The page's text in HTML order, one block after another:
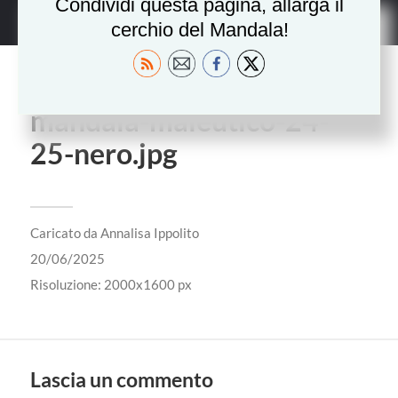
Collage-Mediatrici-
mandala-maieutico-24-
25-nero.jpg
Caricato da Annalisa Ippolito
20/06/2025
Risoluzione: 2000x1600 px
Lascia un commento
Condividi questa pagina, allarga il
cerchio del Mandala!